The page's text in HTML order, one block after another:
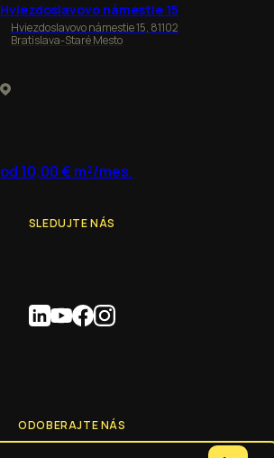
Hviezdoslavovo námestie 15
Hviezdoslavovo námestie 15, 81102
Bratislava-Staré Mesto
od 10,00 € m²/mes.
SLEDUJTE NÁS
ODOBERAJTE NÁS